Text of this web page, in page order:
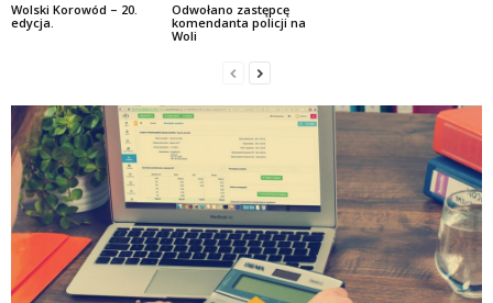
Wolski Korowód – 20.
edycja.
Odwołano zastępcę
komendanta policji na
Woli